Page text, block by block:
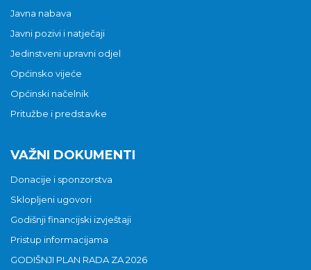
Javna nabava
Javni pozivi i natječaji
Jedinstveni upravni odjel
Općinsko vijeće
Općinski načelnik
Pritužbe i predstavke
VAŽNI DOKUMENTI
Donacije i sponzorstva
Sklopljeni ugovori
Godišnji financijski izvještaji
Pristup informacijama
GODIŠNJI PLAN RADA ZA 2026